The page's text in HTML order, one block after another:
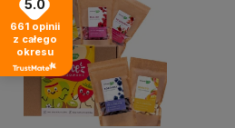
5.0
661 opinii
z całego
okresu